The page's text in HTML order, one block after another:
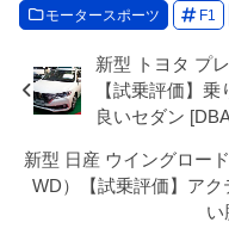
モータースポーツ F1
新型 トヨタ プ
【試乗評価】
良いセダン
新型 日産 ウイングロー
WD）【試乗評価】ア
い